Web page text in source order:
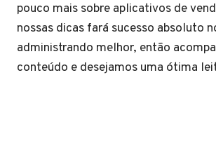
pouco mais sobre aplicativos de
nossas dicas fará sucesso absoluto
administrando melhor, então
conteúdo e desejamos uma ótima